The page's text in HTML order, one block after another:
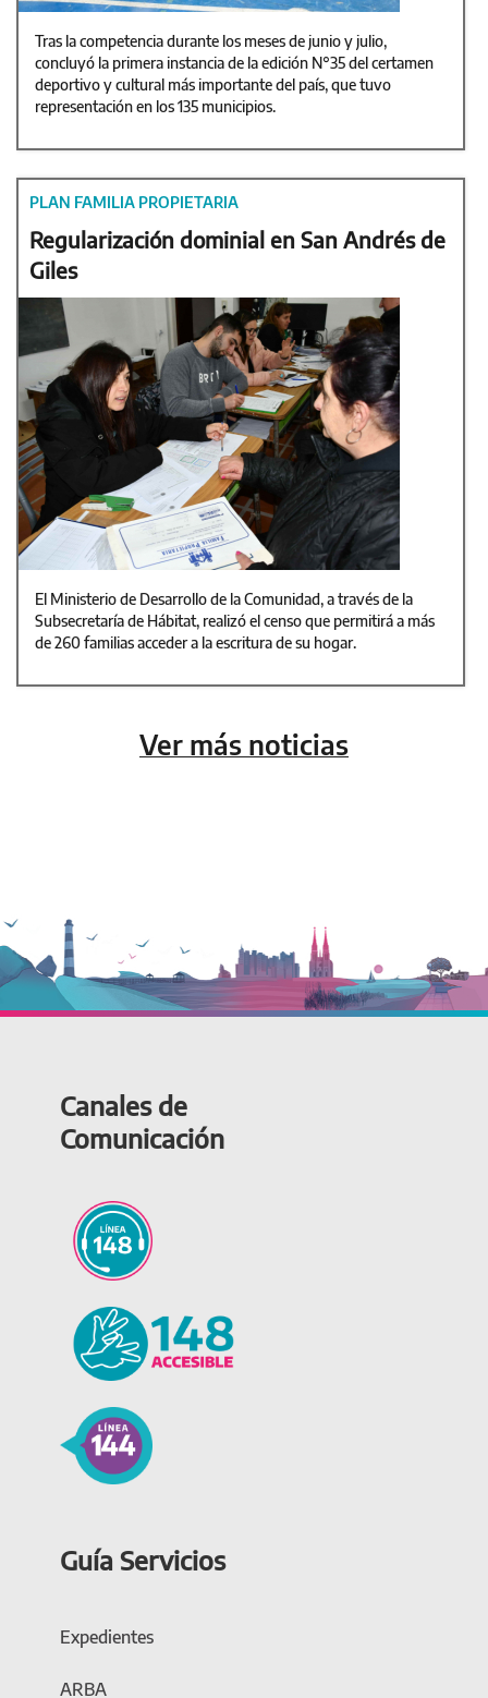
Tras la competencia durante los meses de junio y julio,
concluyó la primera instancia de la edición N°35 del certamen
deportivo y cultural más importante del país, que tuvo
representación en los 135 municipios.
PLAN FAMILIA PROPIETARIA
Regularización dominial en San Andrés de
Giles
El Ministerio de Desarrollo de la Comunidad, a través de la
Subsecretaría de Hábitat, realizó el censo que permitirá a más
de 260 familias acceder a la escritura de su hogar.
Ver más noticias
Canales de
Comunicación
Guía Servicios
Expedientes
ARBA